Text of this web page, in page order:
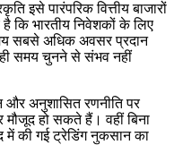
इसे पारंपरिक वित्तीय बाजारों
कि भारतीय निवेशकों के लिए
सबसे अधिक अवसर प्रदान
समय चुनने से संभव नहीं
और अनुशासित रणनीति पर
हो सकते हैं। वहीं बिना
में की गई ट्रेडिंग नुकसान का